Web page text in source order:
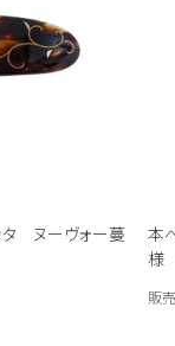
タ ヌーヴォー蔓
本
様
販